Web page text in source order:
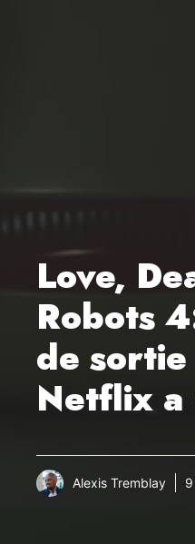
Love,
Robots
de
Netflix a
Alexis Tremblay